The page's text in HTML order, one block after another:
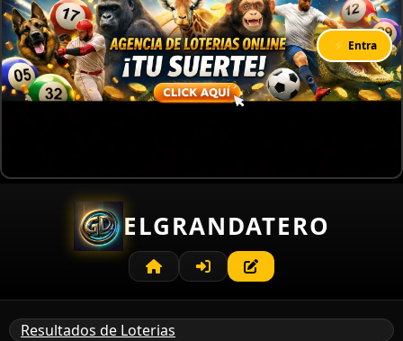
⚡ Entra
ELGRANDATERO
Resultados de Loterias